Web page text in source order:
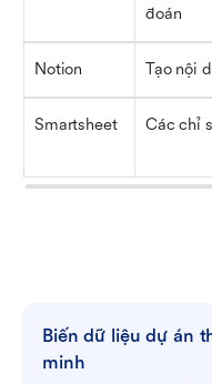
đoán
Notion Tạo nội
Smartsheet Các chỉ
Biến dữ liệu dự án
minh